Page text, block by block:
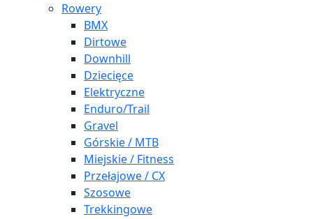
Rowery
BMX
Dirtowe
Downhill
Dziecięce
Elektryczne
Enduro/Trail
Gravel
Górskie / MTB
Miejskie / Fitness
Przełajowe / CX
Szosowe
Trekkingowe